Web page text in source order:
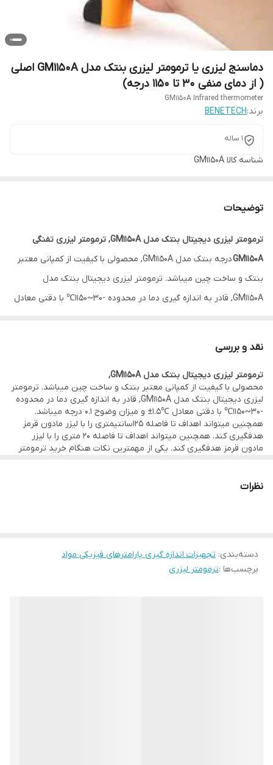
دماسنج لیزری یا ترمومتر لیزری بنتک مدل GM1150A اصلی
( از دمای منفی 30 تا 1150 درجه)
GM1150A Infrared thermometer
برند:BENETECH
1 ساله
شناسه کالا GM1150A
توضیحات
ترمومتر لیزری دیجیتال بنتک مدل GM1150A, ترمومتر لیزری تفنگی
GM1150A
درجه بنتک مدل GM1150A, محصولی با کیفیت از کمپانی معتبر
بنتک و ساخت چین میباشد. ترمومتر لیزری دیجیتال بنتک مدل
GM1150A, قادر به اندازه گیری دما در محدوده -30~1150℃ با دقتی معادل
میباشد. D:S نسبت فاصله تا جسم به قطر ناحیه ای که دمای آن در حال
اندازه گیری میباشد و این مهم برای دماسنج غیر تماسی دیجیتالی بنتک
مدل GM1150A, برابر با 50 میباشد یعنی 50 اینچ (125cm) فاصله از جسم
معادل میانگین دما منطقه ای به قطر 1 اینچ (2.5cm) از جسم مورد نظر
نقد و بررسی
ترمومتر لیزری دیجیتال بنتک مدل GM1150A,
محصولی با کیفیت از کمپانی معتبر بنتک و ساخت چین میباشد. ترمومتر
لیزری دیجیتال بنتک مدل GM1150A, قادر به اندازه گیری دما در محدوده
-30~1150℃ با دقتی معادل ℃1.5± و میزان وضوح 0.1 درجه میباشد.
همچنین میتواند اهداف تا فاصله 125سانتیمتری را با لیزر مادون قرمز
هدفگیری کند. همچنین میتواند اهداف تا فاصله 20 متری را با لیزر
مادون قرمز هدفگیری کند. یکی از مهمترین نکات هنگام خرید ترمومتر
نظرات
دسته‌بندی: تجهیزات اندازه گیری پارامترهای فیزیکی مواد
برچسب‌ها :ترمومتر لیزری